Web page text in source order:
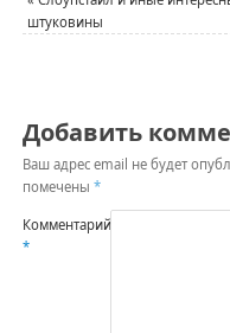
штуковины
Добавить
Ваш адрес email не будет
помечены *
Комментарий
*